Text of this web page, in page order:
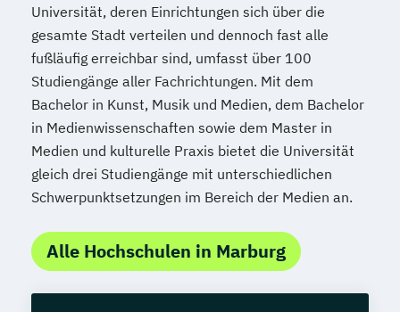
Universität, deren Einrichtungen sich über die
gesamte Stadt verteilen und dennoch fast alle
fußläufig erreichbar sind, umfasst über 100
Studiengänge aller Fachrichtungen. Mit dem
Bachelor in Kunst, Musik und Medien, dem Bachelor
in Medienwissenschaften sowie dem Master in
Medien und kulturelle Praxis bietet die Universität
gleich drei Studiengänge mit unterschiedlichen
Schwerpunktsetzungen im Bereich der Medien an.
Alle Hochschulen in Marburg